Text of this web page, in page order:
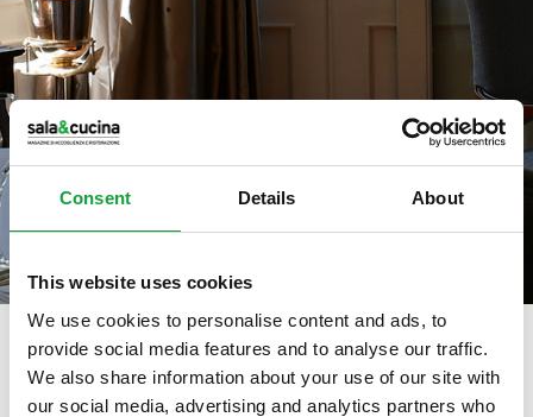
Consent Details About
This website uses cookies
We use cookies to personalise content and ads, to
provide social media features and to analyse our traffic.
We also share information about your use of our site with
our social media, advertising and analytics partners who
tag directory > identità golose milano hub